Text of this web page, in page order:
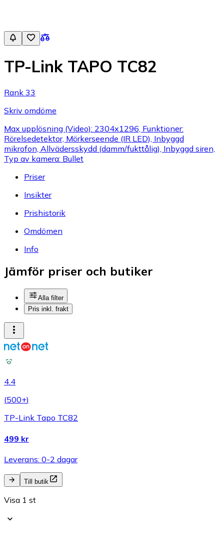
TP-Link TAPO TC82
Rank 33
Skriv omdöme
Max upplösning (Video): 2304x1296, Funktioner:
Rörelsedetektor, Mörkerseende (IR LED), Inbyggd
mikrofon, Allvädersskydd (damm/fukttålig), Inbyggd siren,
Typ av kamera: Bullet
Priser
Insikter
Prishistorik
Omdömen
Info
Jämför priser och butiker
Alla filter
Pris inkl. frakt
4.4
(500+)
TP-Link Tapo TC82
499 kr
Leverans: 0-2 dagar
Till butik
Visa 1 st